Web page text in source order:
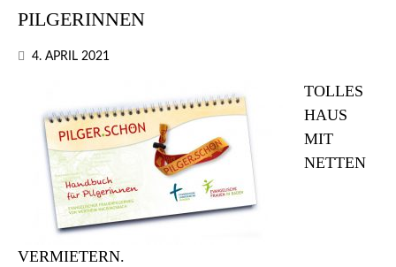
PILGERINNEN
4. APRIL 2021
TOLLES
HAUS
MIT
NETTEN
VERMIETERN.